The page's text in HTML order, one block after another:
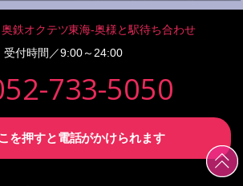
鉄オクテツ東海-奥様と駅待ち合わせ
受付時間／9:00～24:00
733-5050
を押すと電話がかけられます